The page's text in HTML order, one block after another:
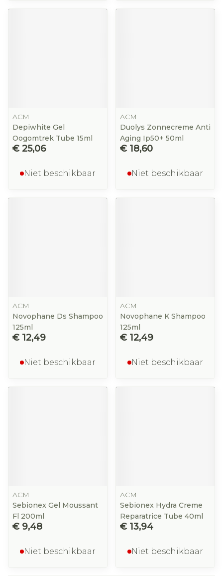
ACM
Depiwhite Gel
Oogomtrek Tube 15ml
€ 25,06
Niet beschikbaar
ACM
Duolys Zonnecreme Anti
Aging Ip50+ 50ml
€ 18,60
Niet beschikbaar
ACM
Novophane Ds Shampoo
125ml
€ 12,49
Niet beschikbaar
ACM
Novophane K Shampoo
125ml
€ 12,49
Niet beschikbaar
ACM
Sebionex Gel Moussant
Fl 200ml
€ 9,48
Niet beschikbaar
ACM
Sebionex Hydra Creme
Reparatrice Tube 40ml
€ 13,94
Niet beschikbaar